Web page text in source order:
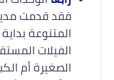
فقد قدمت
المتنوعة
الفيلات
الصغيرة أم